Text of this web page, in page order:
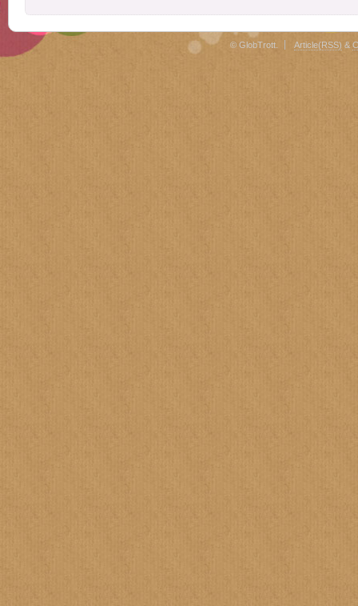
© GlobTrott. Article(RSS) &